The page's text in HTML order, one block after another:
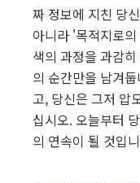
짜 정보에 지친 당
아니라 '목적지로
색의 과정을 과감
의 순간만을 남겨
고, 당신은 그저 압
십시오. 오늘부터
의 연속이 될 것입